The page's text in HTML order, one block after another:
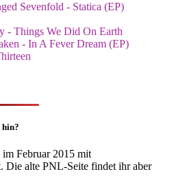
Sevenfold - Statica (EP)
- Things We Did On Earth
- In A Fever Dream (EP)
hin?
Februar 2015 mit
Die alte PNL-Seite findet ihr aber